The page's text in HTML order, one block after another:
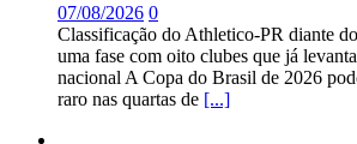
07/08/2026 0
Classificação do Athletico-PR diante
uma fase com oito clubes que já
nacional A Copa do Brasil de 2026
raro nas quartas de [...]